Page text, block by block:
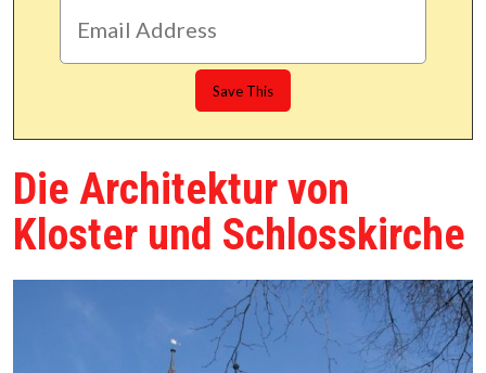
Die Architektur von
Kloster und Schlosskirche